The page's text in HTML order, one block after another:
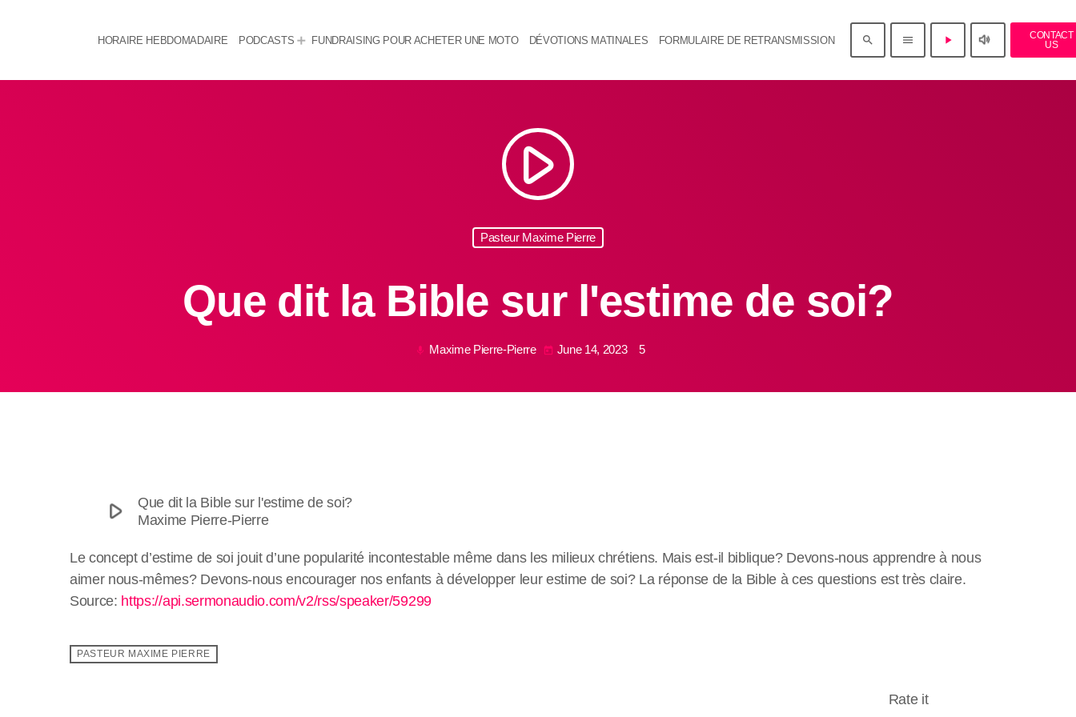
HORAIRE HEBDOMADAIRE PODCASTS FUNDRAISING POUR ACHETER UNE MOTO DÉVOTIONS MATINALES FORMULAIRE DE RETRANSMISSION search menu play_arrow volume_up
CONTACT
US
play_arrow
Pasteur Maxime Pierre
Que dit la Bible sur l'estime de soi?
mic Maxime Pierre-Pierre today June 14, 2023 5
play_arrow
Que dit la Bible sur l'estime de soi?
Maxime Pierre-Pierre
Le concept d’estime de soi jouit d’une popularité incontestable même dans les milieux chrétiens. Mais est-il biblique? Devons-nous apprendre à nous
aimer nous-mêmes? Devons-nous encourager nos enfants à développer leur estime de soi? La réponse de la Bible à ces questions est très claire.
Source: https://api.sermonaudio.com/v2/rss/speaker/59299
PASTEUR MAXIME PIERRE
Rate it